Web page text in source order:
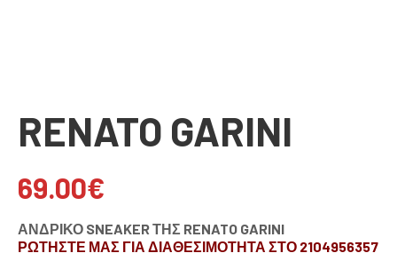
RENATO GARINI
69.00€
ΑΝΔΡΙΚΟ SNEAKER ΤΗΣ RENATO GARINI
ΡΩΤΗΣΤΕ ΜΑΣ ΓΙΑ ΔΙΑΘΕΣΙΜΟΤΗΤΑ ΣΤΟ 2104956357